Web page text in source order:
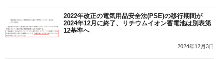
2022年改正の電気用品安全法(PSE)の移行期間が
2024年12月に終了、リチウムイオン蓄電池は別表第
12基準へ
2024年12月3日